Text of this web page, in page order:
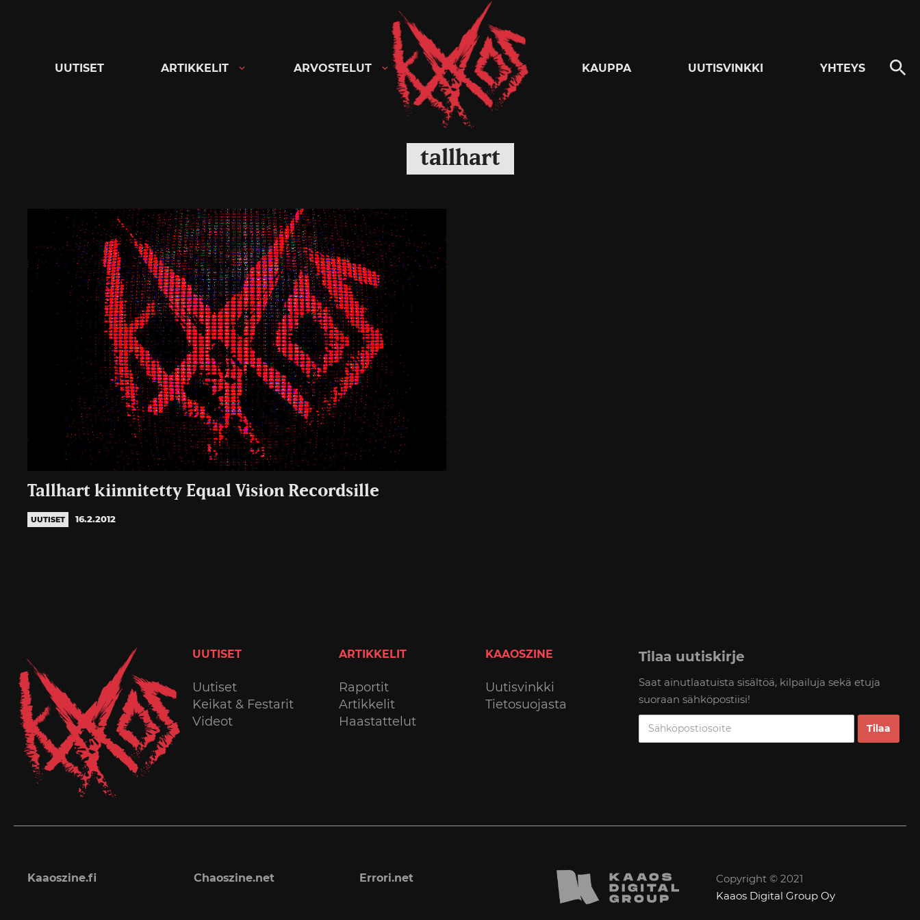
Kaaoszine
UUTISET ARTIKKELIT ARVOSTELUT KAUPPA UUTISVINKKI YHTEYS
tallhart
Tallhart kiinnitetty Equal Vision Recordsille
UUTISET 16.2.2012
UUTISET
Uutiset
Keikat & Festarit
Videot
ARTIKKELIT
Raportit
Artikkelit
Haastattelut
KAAOSZINE
Uutisvinkki
Tietosuojasta
Tilaa uutiskirje
Saat ainutlaatuista sisältöä, kilpailuja sekä etuja
suoraan sähköpostiisi!
Kaaoszine.fi Chaoszine.net Errori.net
Copyright © 2021
Kaaos Digital Group Oy